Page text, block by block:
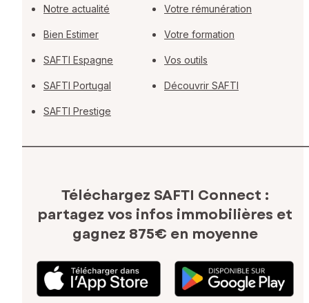
Notre actualité
Bien Estimer
SAFTI Espagne
SAFTI Portugal
SAFTI Prestige
Votre rémunération
Votre formation
Vos outils
Découvrir SAFTI
Téléchargez SAFTI Connect :
partagez vos infos immobilières et
gagnez 875€ en moyenne